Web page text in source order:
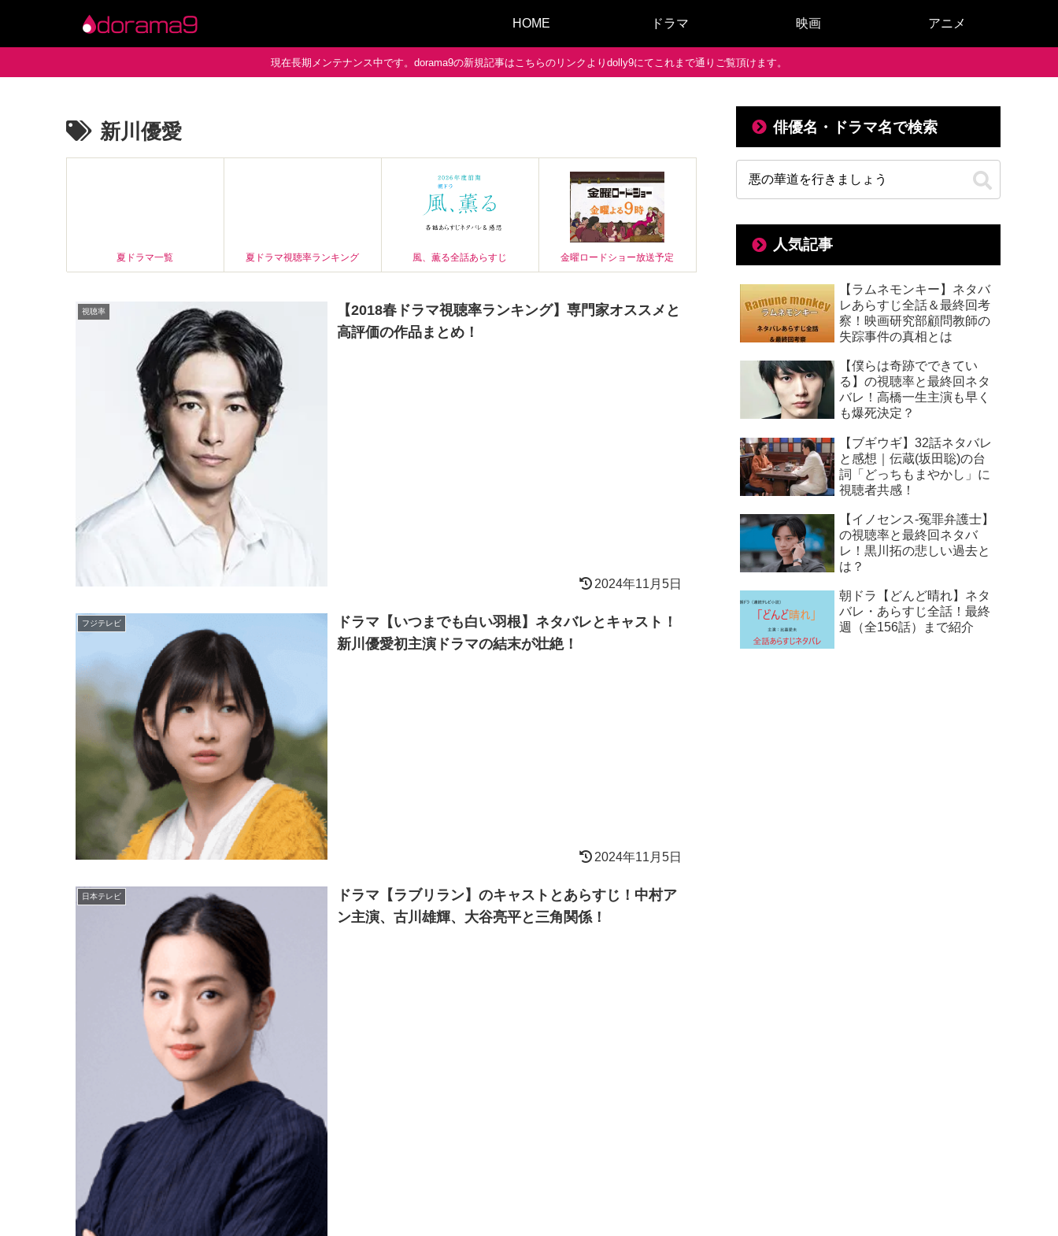
HOME ドラマ 映画 アニメ
現在長期メンテナンス中です。dorama9の新規記事はこちらのリンクよりdolly9にてこれまで通りご覧頂けます。
新川優愛
夏ドラマ一覧 夏ドラマ視聴率ランキング 風、薫る全話あらすじ 金曜ロードショー放送予定
視聴率
【2018春ドラマ視聴率ランキング】専門家オススメと
高評価の作品まとめ！
2024年11月5日
フジテレビ
ドラマ【いつまでも白い羽根】ネタバレとキャスト！
新川優愛初主演ドラマの結末が壮絶！
2024年11月5日
日本テレビ
ドラマ【ラブリラン】のキャストとあらすじ！中村ア
ン主演、古川雄輝、大谷亮平と三角関係！
俳優名・ドラマ名で検索
人気記事
【ラムネモンキー】ネタバ
レあらすじ全話＆最終回考
察！映画研究部顧問教師の
失踪事件の真相とは
【僕らは奇跡でできてい
る】の視聴率と最終回ネタ
バレ！高橋一生主演も早く
も爆死決定？
【ブギウギ】32話ネタバレ
と感想｜伝蔵(坂田聡)の台
詞「どっちもまやかし」に
視聴者共感！
【イノセンス-冤罪弁護士】
の視聴率と最終回ネタバ
レ！黒川拓の悲しい過去と
は？
朝ドラ【どんど晴れ】ネタ
バレ・あらすじ全話！最終
週（全156話）まで紹介